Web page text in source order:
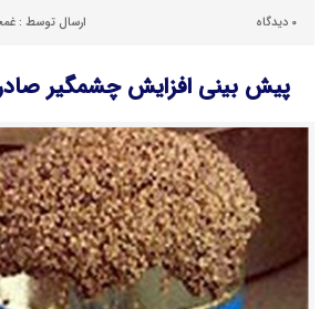
۰ دیدگاه ارسال توسط :
پیش بینی افزایش چشمگیر